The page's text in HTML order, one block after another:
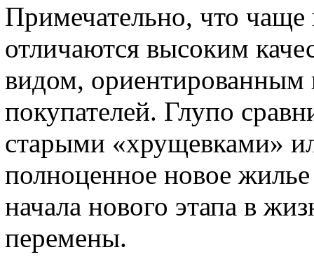
Примечательно, что чаще
отличаются высоким
видом, ориентированным
покупателей. Глупо
старыми «хрущевками»
полноценное новое жилье
начала нового этапа в
перемены.